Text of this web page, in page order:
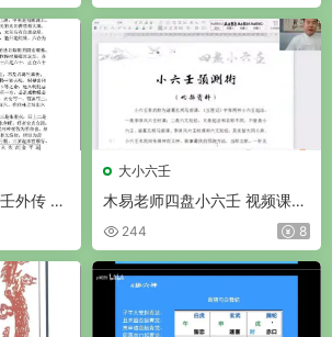
外传 P
大小六壬
木易老师四盘小六壬 视频课24
集 244 8